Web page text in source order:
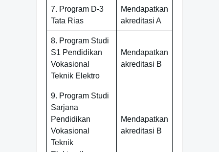
7. Program D-3
Tata Rias
Mendapatkan
akreditasi A
8. Program Studi
S1 Pendidikan
Vokasional
Teknik Elektro
Mendapatkan
akreditasi B
9. Program Studi
Sarjana
Pendidikan
Vokasional
Teknik
Mendapatkan
akreditasi B